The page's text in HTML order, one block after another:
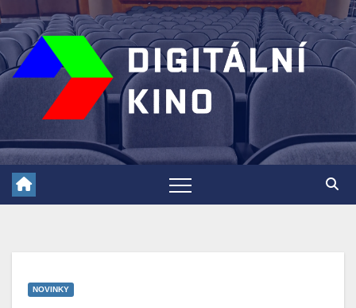
Skip
to
content
NOVINKY